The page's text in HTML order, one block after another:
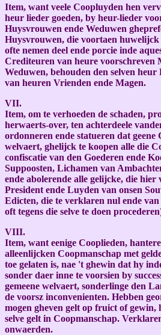
Item, want veele Coopluyden hen
heur lieder goeden, by heur-lieder
Huysvrouwen ende Weduwen
Huysvrouwen, die voortaen huwelijck
ofte nemen deel ende porcie inde
Crediteuren van heure voorschreven
Weduwen, behouden den selven
van heuren Vrienden ende Magen.
VII.
Item, om te verhoeden de schaden,
herwaerts-over, ten achterdeele
ordonneren ende statueren dat
welvaert, ghelijck te koopen alle die
confiscatie van den Goederen ende
Suppoosten, Lichamen van
ende abolerende alle gelijcke, die hier
President ende Luyden van onsen
Edicten, die te verklaren nul ende
oft tegens die selve te doen
VIII.
Item, want eenige Cooplieden,
alleenlijcken Coopmanschap met
toe gelaten is, nae 't ghewin dat hy
sonder daer inne te voorsien by
gemeene welvaert, sonderlinge den
de voorsz inconvenienten. Hebben
mogen gheven gelt op fruict of
selve gelt in Coopmanschap.
onwaerden.